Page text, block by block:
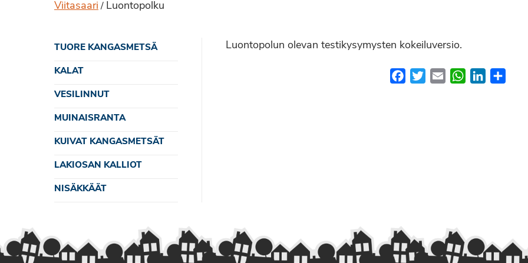
Viitasaari / Luontopolku
TUORE KANGASMETSÄ
KALAT
VESILINNUT
MUINAISRANTA
KUIVAT KANGASMETSÄT
LAKIOSAN KALLIOT
NISÄKKÄÄT
Luontopolun olevan testikysymysten kokeiluversio.
FacebookTwitterEmail WhatsApp
LinkedIn